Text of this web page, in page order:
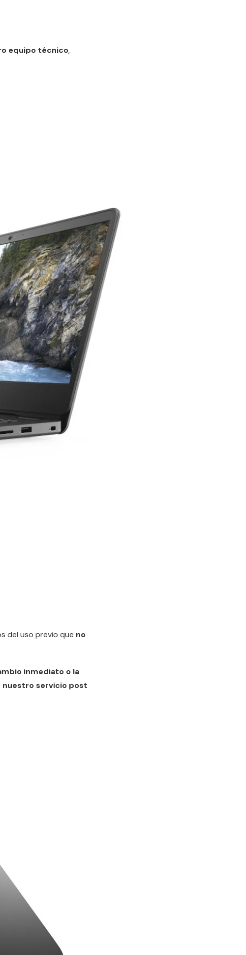
equipo técnico,
del uso previo que no
inmediato o la
nuestro servicio post